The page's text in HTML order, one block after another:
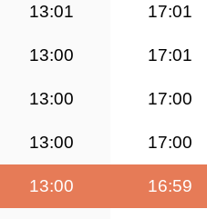
13:01 17:01
13:00 17:01
13:00 17:00
13:00 17:00
13:00 16:59